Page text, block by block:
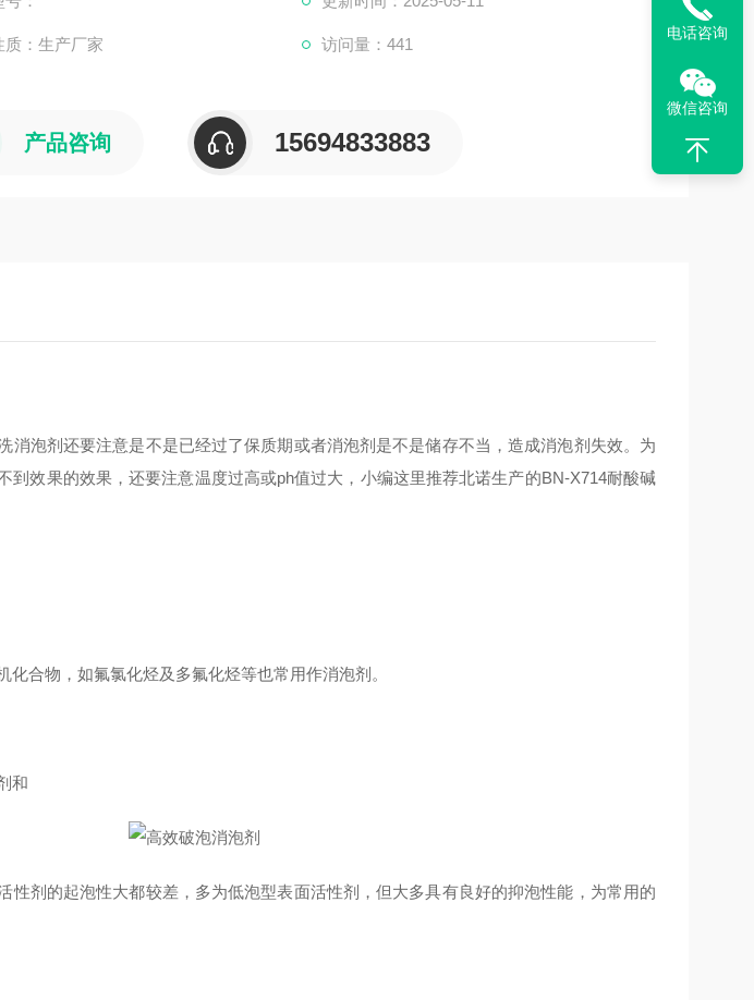
质：生产厂家 访问量：441
产品咨询 15694833883
消泡剂还要注意是不是已经过了保质期或者消泡剂是不是储存不当，造成消泡剂失效。为
到效果的效果，还要注意温度过高或ph值过大，小编这里推荐北诺生产的BN-X714耐酸碱
合物，如氟氯化烃及多氟化烃等也常用作消泡剂。
和
性剂的起泡性大都较差，多为低泡型表面活性剂，但大多具有良好的抑泡性能，为常用的
电话咨询
微信咨询